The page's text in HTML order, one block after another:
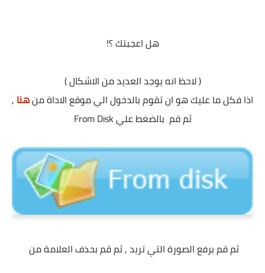
هل اعجبتك ؟!
( لاحظ انه يوجد العديد من الاشكال )
اذا فكل ما عليك هو ان تقوم بالدخول الي موقع الاداة منهنا ,
ثم قم بالضغط علي From Disk
ثم قم برفع الصورة التي تريد , ثم قم بحذف العلامة من